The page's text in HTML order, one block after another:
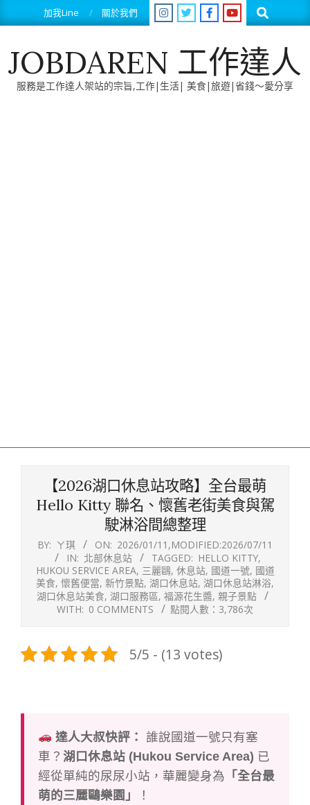
to
加我Line 關於我們 Search
JOBDAREN 工作達人
服務是工作達人架站的宗旨,工作|生活| 美食|旅遊|省錢～愛分享
【2026湖口休息站攻略】全台最萌
Hello Kitty 聯名、懷舊老街美食與駕
駛淋浴間總整理
BY: ㄚ琪 ON: 2026/01/11 ,MODIFIED:2026/07/11
IN: 北部休息站 TAGGED: HELLO KITTY,
HUKOU SERVICE AREA, 三麗鷗, 休息站, 國道一號, 國道
美食, 懷舊便當, 新竹景點, 湖口休息站, 湖口休息站淋浴,
湖口休息站美食, 湖口服務區, 福源花生醬, 親子景點
WITH: 0 COMMENTS 點閱人數：3,786次
5/5 - (13 votes)
達人大叔快評： 誰說國道一號只有塞
車？ 湖口休息站 (Hukou Service Area) 已
經從單純的尿尿小站，華麗變身為 「全台最
萌的三麗鷗樂園」
！